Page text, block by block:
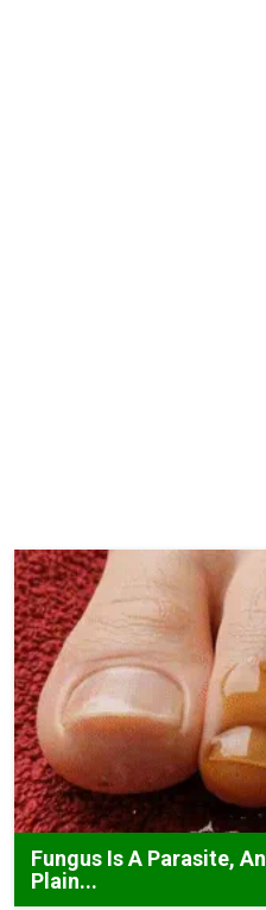
Fungus Is A Parasite,
Plain...